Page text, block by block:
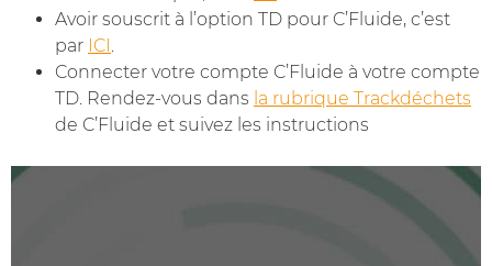
Avoir souscrit à l’option TD pour C’Fluide, c’est
par ICI
Connecter votre compte C’Fluide à votre compte
TD. Rendez-vous dans la rubrique Trackdéchets
de C’Fluide et suivez les instructions